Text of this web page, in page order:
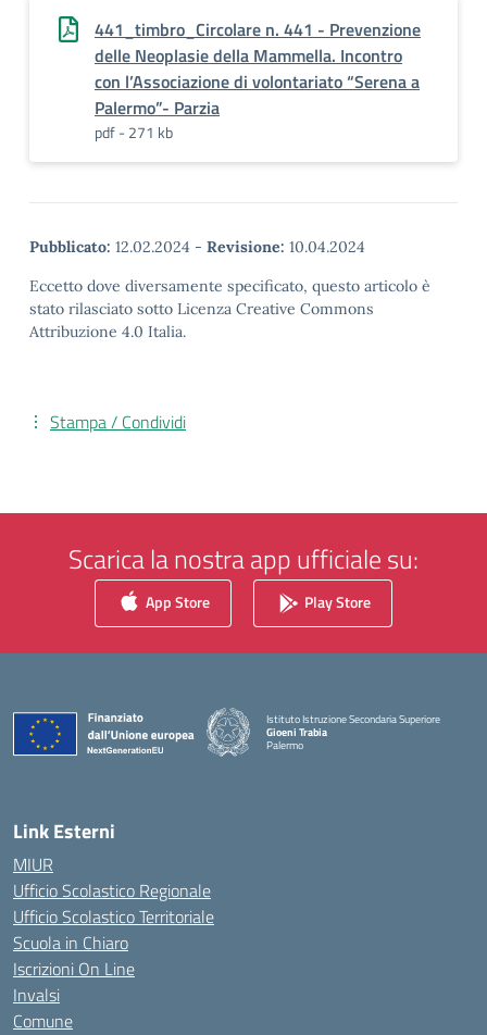
441_timbro_Circolare n. 441 - Prevenzione
delle Neoplasie della Mammella. Incontro
con l’Associazione di volontariato “Serena a
Palermo”- Parzia
pdf - 271 kb
Pubblicato: 12.02.2024 - Revisione: 10.04.2024
Eccetto dove diversamente specificato, questo articolo è
stato rilasciato sotto Licenza Creative Commons
Attribuzione 4.0 Italia.
Stampa / Condividi
Scarica la nostra app ufficiale su:
App Store Play Store
Istituto Istruzione Secondaria Superiore
Gioeni Trabia
Palermo
Link Esterni
MIUR
Ufficio Scolastico Regionale
Ufficio Scolastico Territoriale
Scuola in Chiaro
Iscrizioni On Line
Invalsi
Comune